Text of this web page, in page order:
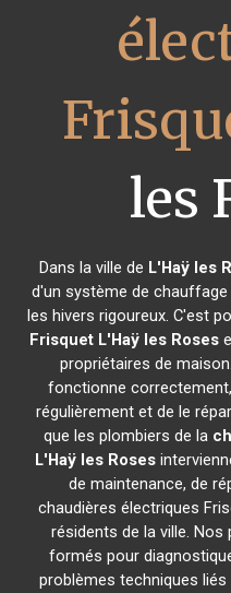
les
Dans la ville de L'Haÿ les
d'un système de
les hivers rigoureux. C'est
Frisquet L'Haÿ les Roses
propriétaires de
fonctionne
régulièrement et de le
que les plombiers de la
L'Haÿ les Roses
de maintenance, de
chaudières électriques
résidents de la ville.
formés pour
problèmes techniques liés